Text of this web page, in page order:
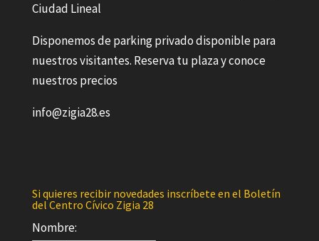
Ciudad Lineal
Disponemos de parking privado disponible para
nuestros visitantes. Reserva tu plaza y conoce
nuestros precios
info@zigia28.es
Si quieres recibir novedades inscríbete en el Boletín
del Centro Cívico Zigia 28
Nombre: